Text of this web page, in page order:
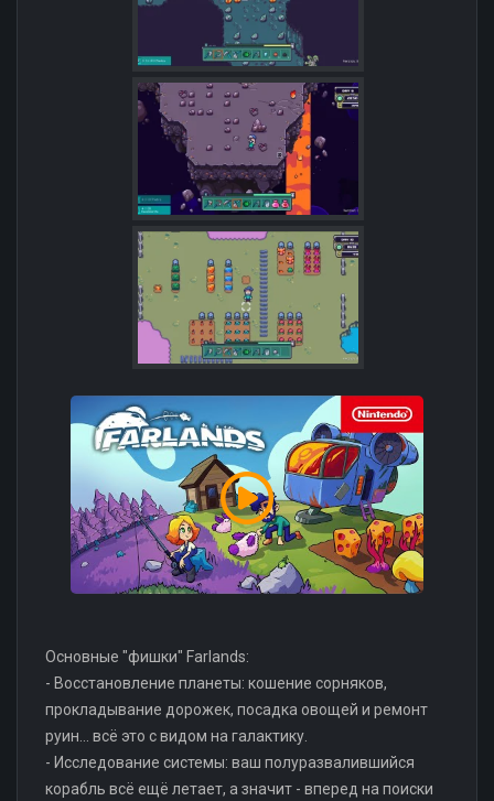
Основные "фишки" Farlands:
- Восстановление планеты: кошение сорняков,
прокладывание дорожек, посадка овощей и ремонт
руин... всё это с видом на галактику.
- Исследование системы: ваш полуразвалившийся
корабль всё ещё летает, а значит - вперед на поиски